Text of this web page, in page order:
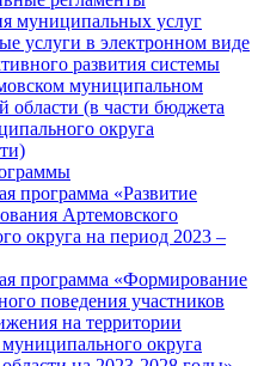
муниципальных услуг
услуги в электронном виде
развития системы
муниципальном
области (в части бюджета
округа
программа «Развитие
Артемовского
округа на период 2023 –
программа «Формирование
поведения участников
на территории
округа